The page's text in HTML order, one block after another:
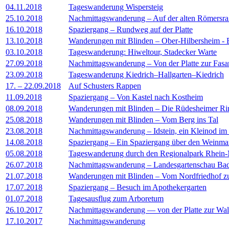
04.11.2018
Tageswanderung Wispersteig
25.10.2018
Nachmittagswanderung – Auf der alten
16.10.2018
Spaziergang – Rundweg auf der Platte
13.10.2018
Wanderungen mit Blinden – Ober-Hilbersheim -
03.10.2018
Tageswanderung: Hiweltour, Stadecker Warte
27.09.2018
Nachmittagswanderung – Von der Platte zur
23.09.2018
Tageswanderung Kiedrich–Hallgarten–Kiedrich
17. – 22.09.2018
Auf Schusters Rappen
11.09.2018
Spaziergang – Von Kastel nach Kostheim
08.09.2018
Wanderungen mit Blinden – Die Rüdesheimer
25.08.2018
Wanderungen mit Blinden – Vom Berg ins Tal
23.08.2018
Nachmittagswanderung – Idstein, ein Kleinod im
14.08.2018
Spaziergang – Ein Spaziergang über den
05.08.2018
Tageswanderung durch den Regionalpark
26.07.2018
Nachmittagswanderung – Landesgartenschau
21.07.2018
Wanderungen mit Blinden – Vom Nordfriedhof
17.07.2018
Spaziergang – Besuch im Apothekergarten
01.07.2018
Tagesausflug zum Arboretum
26.10.2017
Nachmittagswanderung — von der Platte zur
17.10.2017
Nachmittagswanderung